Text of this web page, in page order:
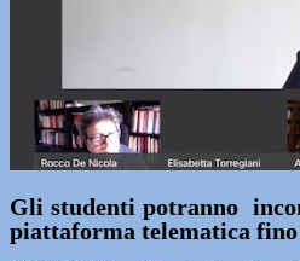
Gli studenti potranno
piattaforma telematica